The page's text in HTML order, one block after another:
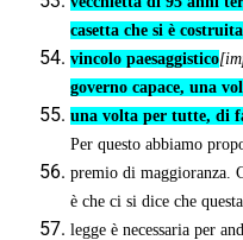
casetta che si è
vincolo paesaggistico
governo capace, una
una volta per tutte, di
Per questo abbiamo
premio di maggioranza.
è che ci si dice che questa
legge è necessaria per